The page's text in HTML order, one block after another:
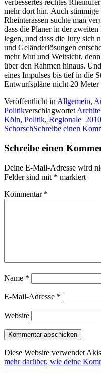
mehr dort hin. Auch
Rheinterassen suchte man
dass die Planer in der
legen, und dass die Jury sich
und Geländerlösungen
mehr Mut und Weitsicht,
über den Rahmen hinaus.
eines Impulses bis tief in die
Entwurfspläne nicht 20
Veröffentlicht in Allgemein,
Politikverschlagwortet
Köln, Politik, Regionale_2010
SchorschSchreibe einen
Schreibe einen
Deine E-Mail-Adresse wird
Felder sind mit * markiert
Kommentar *
Name *
E-Mail-Adresse *
Website
Diese Website verwendet
mehr darüber, wie deine